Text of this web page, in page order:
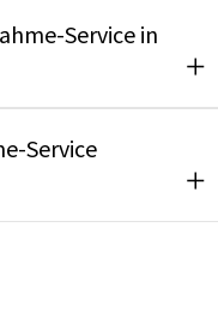
Service in
Service